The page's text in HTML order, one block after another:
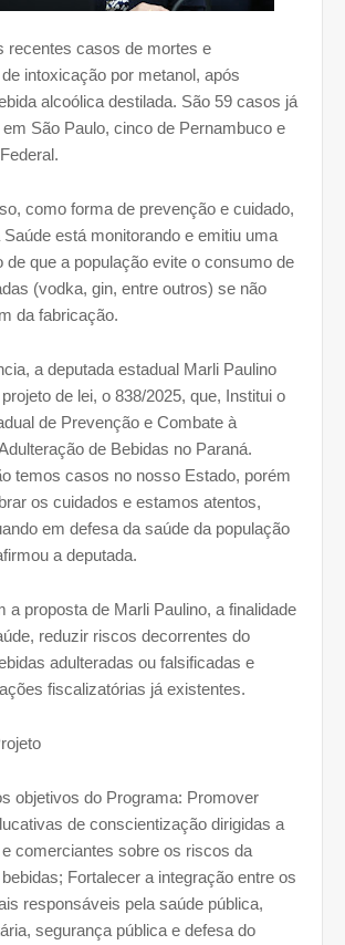
recentes casos de mortes e
intoxicação por metanol, após
alcoólica destilada. São 59 casos já
São Paulo, cinco de Pernambuco e
como forma de prevenção e cuidado,
está monitorando e emitiu uma
de que a população evite o consumo de
(vodka, gin, entre outros) se não
da fabricação.
a deputada estadual Marli Paulino
de lei, o 838/2025, que, Institui o
de Prevenção e Combate à
de Bebidas no Paraná.
temos casos no nosso Estado, porém
os cuidados e estamos atentos,
em defesa da saúde da população
a deputada.
a proposta de Marli Paulino, a finalidade
reduzir riscos decorrentes do
adulteradas ou falsificadas e
fiscalizatórias já existentes.
objetivos do Programa: Promover
de conscientização dirigidas a
comerciantes sobre os riscos da
Fortalecer a integração entre os
responsáveis pela saúde pública,
segurança pública e defesa do